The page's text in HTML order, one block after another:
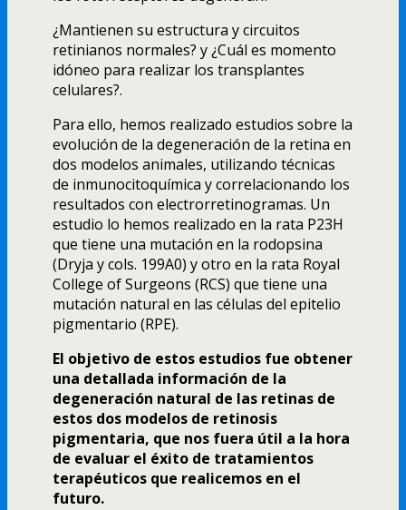
¿Mantienen su estructura y circuitos
retinianos normales? y ¿Cuál es momento
idóneo para realizar los transplantes
celulares?.
Para ello, hemos realizado estudios sobre la
evolución de la degeneración de la retina en
dos modelos animales, utilizando técnicas
de inmunocitoquí­mica y correlacionando los
resultados con electrorretinogramas. Un
estudio lo hemos realizado en la rata P23H
que tiene una mutación en la rodopsina
(Dryja y cols. 199A0) y otro en la rata Royal
College of Surgeons (RCS) que tiene una
mutación natural en las células del epitelio
pigmentario (RPE).
El objetivo de estos estudios fue obtener
una detallada información de la
degeneración natural de las retinas de
estos dos modelos de retinosis
pigmentaria, que nos fuera útil a la hora
de evaluar el éxito de tratamientos
terapéuticos que realicemos en el
futuro.